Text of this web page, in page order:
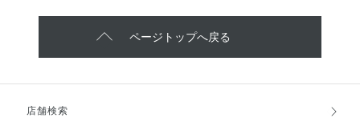
ページトップへ戻る
店舗検索